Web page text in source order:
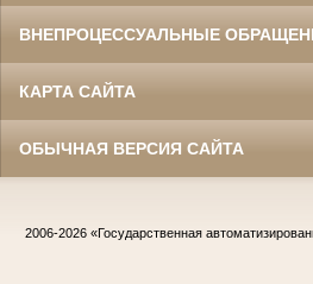
ВНЕПРОЦЕССУАЛЬНЫЕ
КАРТА САЙТА
ОБЫЧНАЯ ВЕРСИЯ САЙТА
2006-2026 «Государственная